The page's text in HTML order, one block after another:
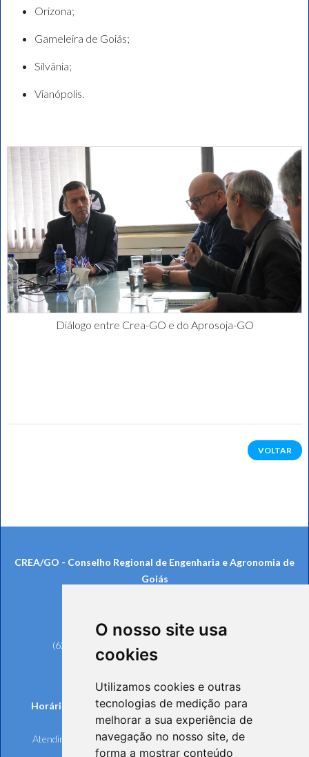
O nosso site usa
cookies
Utilizamos cookies e outras
tecnologias de medição para
melhorar a sua experiência de
navegação no nosso site, de
forma a mostrar conteúdo
Orizona;
Gameleira de Goiás;
Silvânia;
Vianópolis.
Diálogo entre Crea-GO e do Aprosoja-GO
VOLTAR
CREA/GO - Conselho Regional de Engenharia e Agronomia de
Goiás
Telefones:
(62) 3221-6200 (Goiânia e Região Metropolitana)
0800 642 6598 (Demais Localidades)
Horários de funcionamento de Segunda à Sexta-feira:
Atendimento Online e Telefônico: 8h às 17h
Atendimento Presencial: 8h às 17h, mediante agendamento